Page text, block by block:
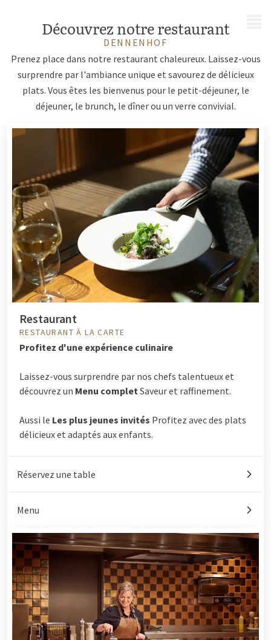
Découvrez notre restaurant
DENNENHOF
Prenez place dans notre restaurant chaleureux. Laissez-vous
surprendre par l'ambiance unique et savourez de délicieux
plats. Vous êtes les bienvenus pour le petit-déjeuner, le
déjeuner, le brunch, le dîner ou un verre convivial.
Restaurant
RESTAURANT À LA CARTE
Profitez d'une expérience culinaire
Laissez-vous surprendre par nos chefs talentueux et
découvrez un Menu complet Saveur et raffinement.
Aussi le Les plus jeunes invités Profitez avec des plats
délicieux et adaptés aux enfants.
Réservez une table
Menu